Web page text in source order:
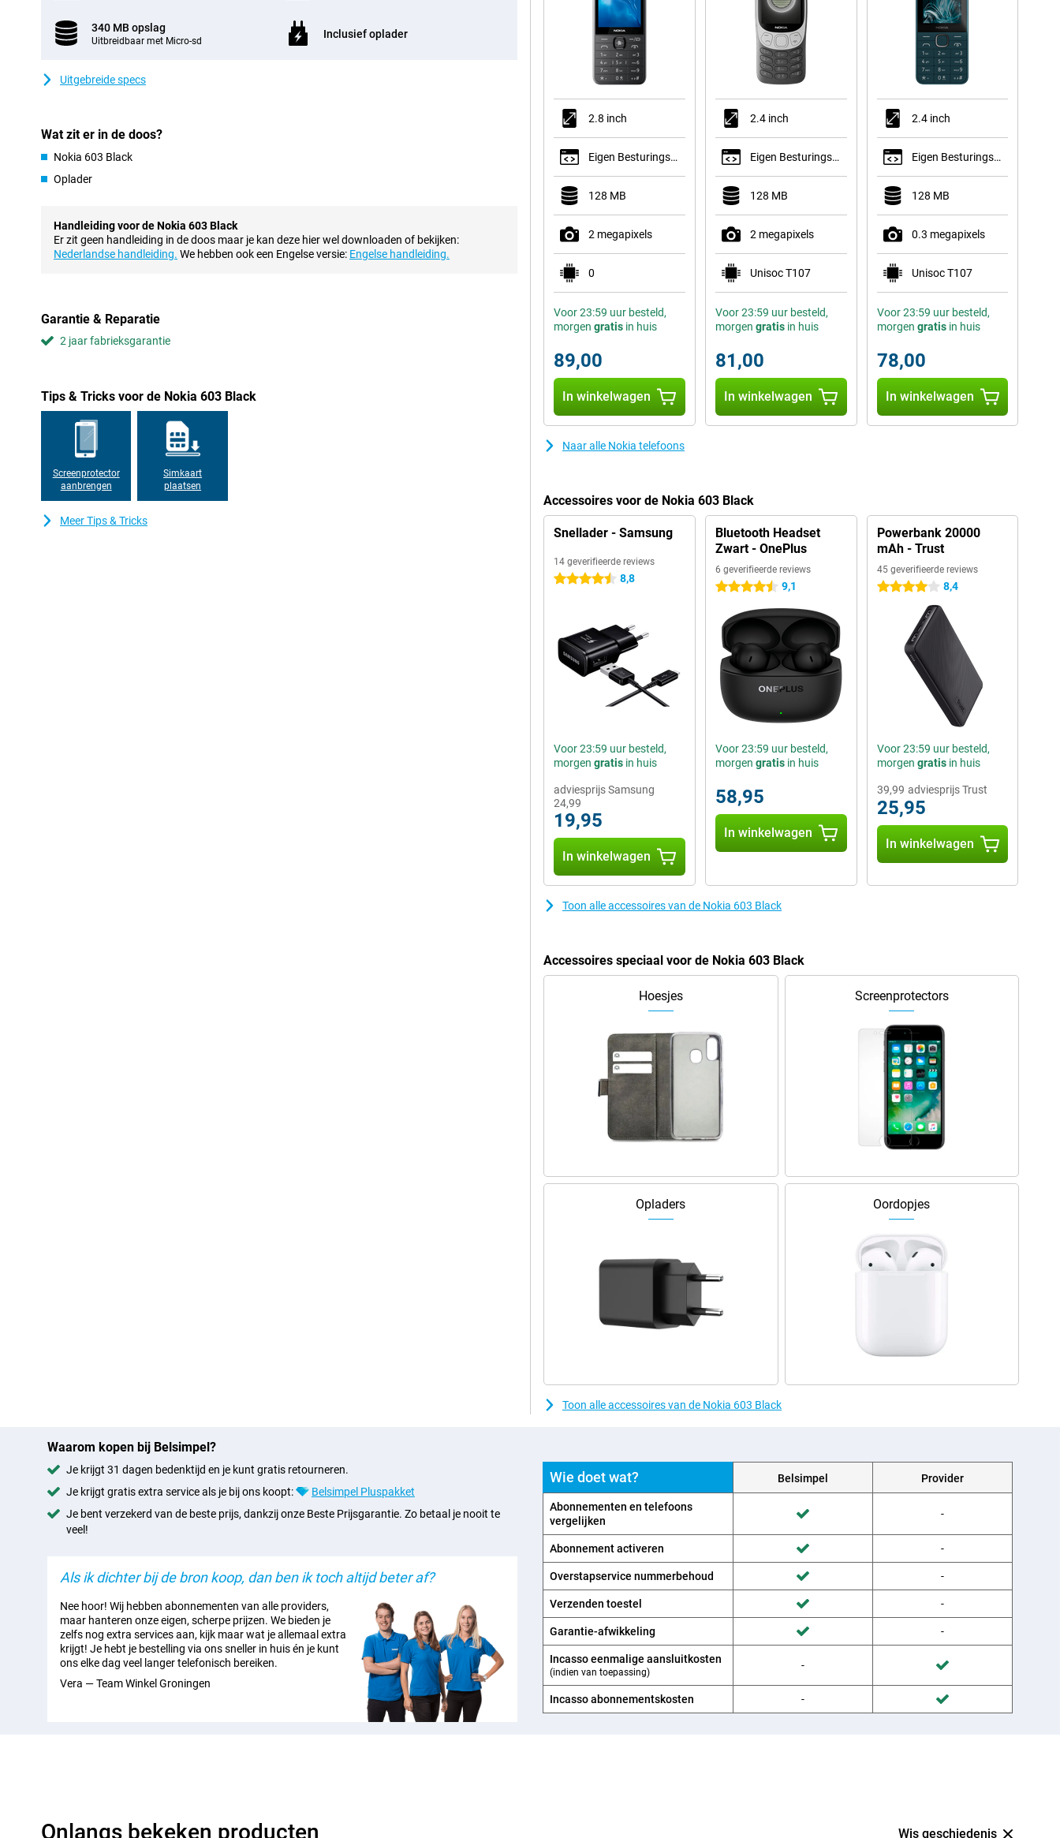
340 MB opslag
Uitbreidbaar met Micro-sd
Inclusief oplader
Uitgebreide specs
Wat zit er in de doos?
Nokia 603 Black
Oplader
Handleiding voor de Nokia 603 Black
Er zit geen handleiding in de doos maar je kan deze hier wel downloaden of bekijken:
Nederlandse handleiding. We hebben ook een Engelse versie: Engelse handleiding.
Garantie & Reparatie
2 jaar fabrieksgarantie
Tips & Tricks voor de Nokia 603 Black
Screenprotector
aanbrengen
Simkaart
plaatsen
Meer Tips & Tricks
2.8 inch
Eigen Besturingssysteem
128 MB
2 megapixels
0
Voor 23:59 uur besteld,
morgen gratis in huis
89,00
In winkelwagen
2.4 inch
Eigen Besturingssysteem
128 MB
2 megapixels
Unisoc T107
Voor 23:59 uur besteld,
morgen gratisin huis
81,00
In winkelwagen
2.4 inch
Eigen Besturingssysteem
128 MB
0.3 megapixels
Unisoc T107
Voor 23:59 uur besteld,
morgen gratisin huis
78,00
In winkelwagen
Naar alle Nokia telefoons
Accessoires voor de Nokia 603 Black
Snellader - Samsung
14 geverifieerde reviews
4.5 sterren 8,8
Voor 23:59 uur besteld,
morgen gratis in huis
24,99
adviesprijs Samsung
19,95
In winkelwagen
Bluetooth Headset
Zwart - OnePlus
6 geverifieerde reviews
4.5 sterren 9,1
Voor 23:59 uur besteld,
morgen gratisin huis
58,95
In winkelwagen
Powerbank 20000
mAh - Trust
45 geverifieerde reviews
4 sterren 8,4
Voor 23:59 uur besteld,
morgen gratisin huis
39,99 adviesprijs Trust
25,95
In winkelwagen
Toon alle accessoires van de Nokia 603 Black
Accessoires speciaal voor de Nokia 603 Black
Hoesjes Screenprotectors
Opladers Oordopjes
Toon alle accessoires van de Nokia 603 Black
Waarom kopen bij Belsimpel?
Je krijgt 31 dagen bedenktijd en je kunt gratis retourneren.
Je krijgt gratis extra service als je bij ons koopt:
Belsimpel Pluspakket
Je bent verzekerd van de beste prijs, dankzij onze Beste Prijsgarantie. Zo betaal je nooit te
veel!
Als ik dichter bij de bron koop, dan ben ik toch altijd beter af?
Nee hoor! Wij hebben abonnementen van alle providers,
maar hanteren onze eigen, scherpe prijzen. We bieden je
zelfs nog extra services aan, kijk maar wat je allemaal extra
krijgt! Je hebt je bestelling via ons sneller in huis én je kunt
ons elke dag veel langer telefonisch bereiken.
Vera — Team Winkel Groningen
Wie doet wat? Belsimpel Provider
Abonnementen en telefoons
vergelijken
Wordt gedaan door Belsimpel Wordt niet gedaan door Provider
-
Abonnement activeren Wordt gedaan door Belsimpel Wordt niet gedaan door Provider
-
Overstapservice nummerbehoud Wordt gedaan door Belsimpel Wordt niet gedaan door Provider
-
Verzenden toestel Wordt gedaan door Belsimpel Wordt niet gedaan door Provider
-
Garantie-afwikkeling Wordt gedaan door Belsimpel Wordt niet gedaan door Provider
-
Incasso eenmalige aansluitkosten
(indien van toepassing)
Wordt niet gedaan door Belsimpel
- Wordt gedaan door Provider
Incasso abonnements­kosten Wordt niet gedaan door Belsimpel
- Wordt gedaan door Provider
Onlangs bekeken producten Wis geschiedenis